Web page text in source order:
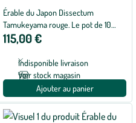
Érable du Japon Dissectum
Tamukeyama rouge. Le pot de 10
litres, forme 1/4 tige
115,00 €
Indisponible livraison
Voir stock magasin
Ajouter au panier